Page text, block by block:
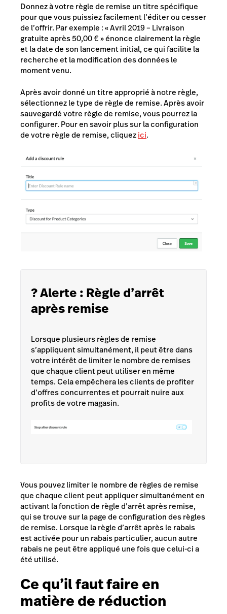
Donnez à votre règle de remise un titre spécifique
pour que vous puissiez facilement l’éditer ou cesser
de l’offrir. Par exemple : « Avril 2019 – Livraison
gratuite après 50,00 € » énonce clairement la règle
et la date de son lancement initial, ce qui facilite la
recherche et la modification des données le
moment venu.
Après avoir donné un titre approprié à notre règle,
sélectionnez le type de règle de remise. Après avoir
sauvegardé votre règle de remise, vous pourrez la
configurer. Pour en savoir plus sur la configuration
de votre règle de remise, cliquezici.
? Alerte : Règle d’arrêt
après remise
Lorsque plusieurs règles de remise
s’appliquent simultanément, il peut être dans
votre intérêt de limiter le nombre de remises
que chaque client peut utiliser en même
temps. Cela empêchera les clients de profiter
d’offres concurrentes et pourrait nuire aux
profits de votre magasin.
Vous pouvez limiter le nombre de règles de remise
que chaque client peut appliquer simultanément en
activant la fonction de règle d’arrêt après remise,
qui se trouve sur la page de configuration des règles
de remise. Lorsque larègle d’arrêtaprès le rabais
est activée pour un rabais particulier, aucun autre
rabais ne peut être appliqué une fois que celui-ci a
été utilisé.
Ce qu’il faut faire en
matière de réduction